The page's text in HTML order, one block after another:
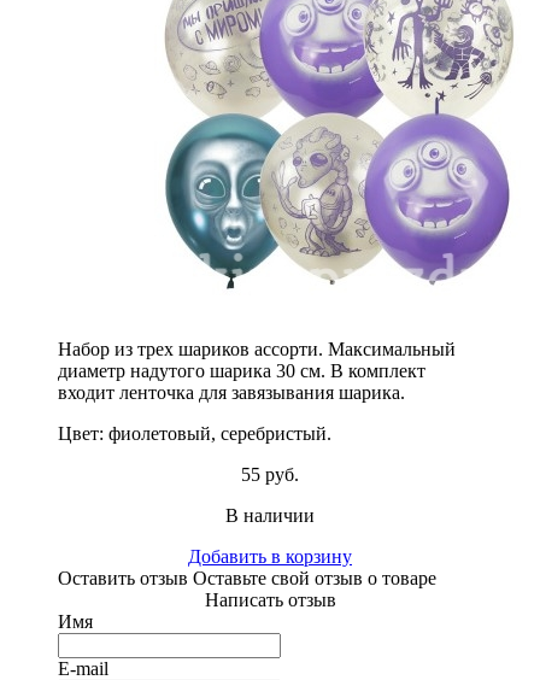
Набор из трех шариков ассорти. Максимальный
диаметр надутого шарика 30 см. В комплект
входит ленточка для завязывания шарика.
Цвет: фиолетовый, серебристый.
55 руб.
В наличии
Добавить в корзину
Оставить отзыв Оставьте свой отзыв о товаре
Написать отзыв
Имя
E-mail